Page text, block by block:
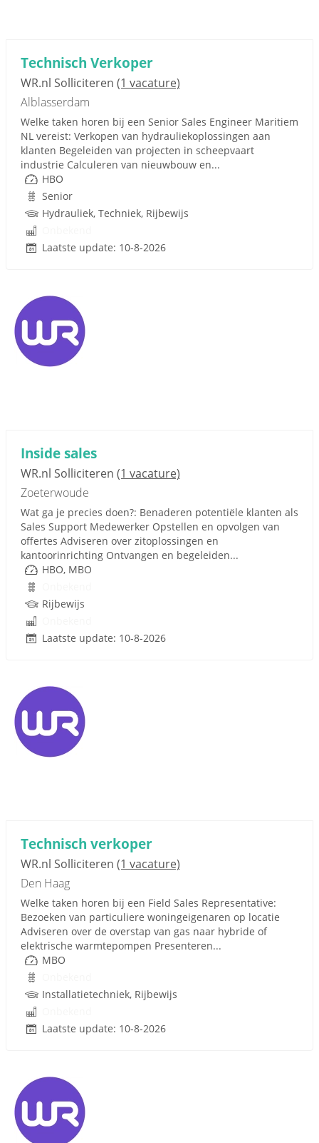
Technisch Verkoper
WR.nl Solliciteren (1 vacature)
Alblasserdam
Welke taken horen bij een Senior Sales Engineer Maritiem
NL vereist: Verkopen van hydrauliekoplossingen aan
klanten Begeleiden van projecten in scheepvaart
industrie Calculeren van nieuwbouw en...
HBO
Senior
Hydrauliek, Techniek, Rijbewijs
Laatste update: 10-8-2026
Inside sales
WR.nl Solliciteren (1 vacature)
Zoeterwoude
Wat ga je precies doen?: Benaderen potentiële klanten als
Sales Support Medewerker Opstellen en opvolgen van
offertes Adviseren over zitoplossingen en
kantoorinrichting Ontvangen en begeleiden...
HBO, MBO
Rijbewijs
Laatste update: 10-8-2026
Technisch verkoper
WR.nl Solliciteren (1 vacature)
Den Haag
Welke taken horen bij een Field Sales Representative:
Bezoeken van particuliere woningeigenaren op locatie
Adviseren over de overstap van gas naar hybride of
elektrische warmtepompen Presenteren...
MBO
Installatietechniek, Rijbewijs
Laatste update: 10-8-2026